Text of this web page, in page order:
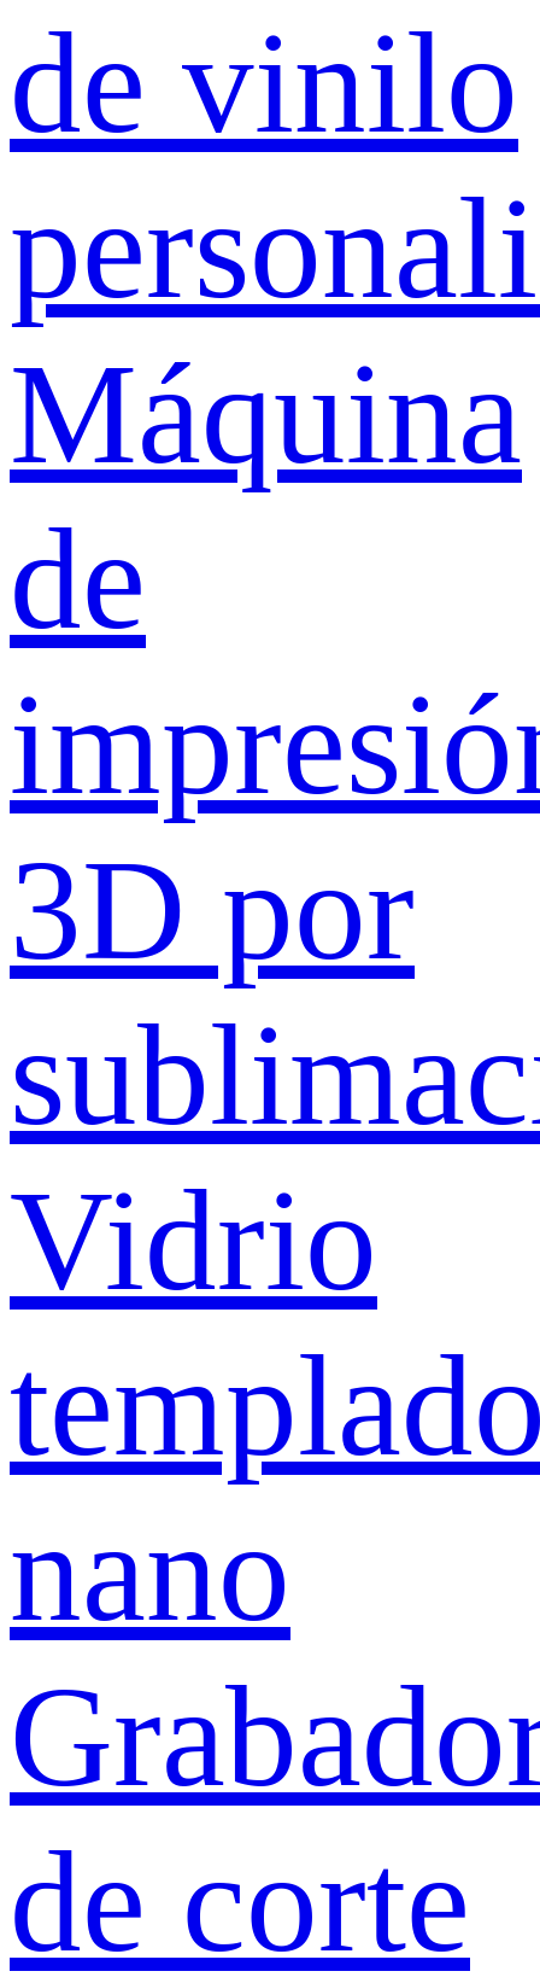
de vinilo
Máquina
de
3D por
Vidrio
nano
de corte